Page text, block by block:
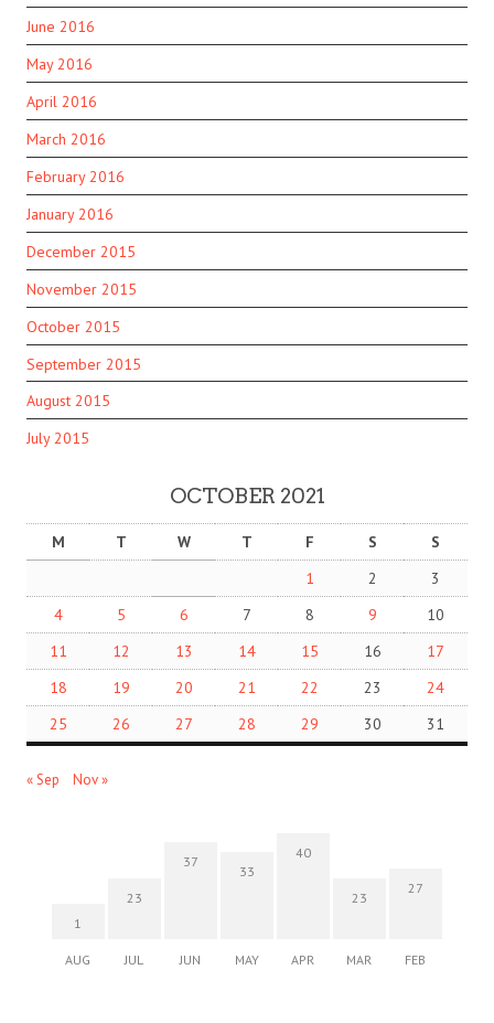
June 2016
May 2016
April 2016
March 2016
February 2016
January 2016
December 2015
November 2015
October 2015
September 2015
August 2015
July 2015
OCTOBER 2021
M T W T F S
S
1
2
3
4
5 6 7 8 9
10
11
12 13 14 15 16
17
18
19 20 21 22 23
24
25
26 27 28 29 30 31
« Sep Nov »
1
AUG
23
JUL
37
JUN
33
MAY
40
APR
23
MAR
27
FEB